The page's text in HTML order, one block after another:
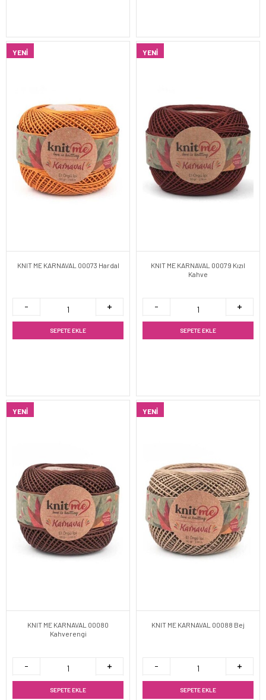
YENI
KNIT ME KARNAVAL 00073 Hardal
SEPETE EKLE
YENI
KNIT ME KARNAVAL 00079 Kızıl
Kahve
SEPETE EKLE
YENI
KNIT ME KARNAVAL 00080
Kahverengi
SEPETE EKLE
YENI
KNIT ME KARNAVAL 00088 Bej
SEPETE EKLE